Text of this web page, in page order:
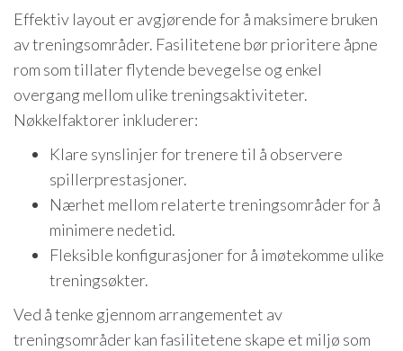
Effektiv layout er avgjørende for å maksimere bruken
av treningsområder. Fasilitetene bør prioritere åpne
rom som tillater flytende bevegelse og enkel
overgang mellom ulike treningsaktiviteter.
Nøkkelfaktorer inkluderer:
Klare synslinjer for trenere til å observere
spillerprestasjoner.
Nærhet mellom relaterte treningsområder for å
minimere nedetid.
Fleksible konfigurasjoner for å imøtekomme ulike
treningsøkter.
Ved å tenke gjennom arrangementet av
treningsområder kan fasilitetene skape et miljø som